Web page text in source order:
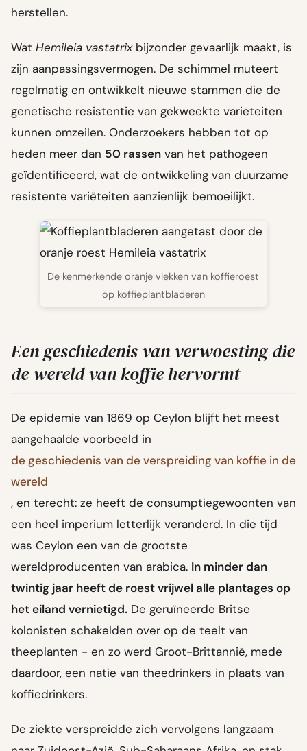
herstellen.
Wat Hemileia vastatrixbijzonder gevaarlijk maakt, is
zijn aanpassingsvermogen. De schimmel muteert
regelmatig en ontwikkelt nieuwe stammen die de
genetische resistentie van gekweekte variëteiten
kunnen omzeilen. Onderzoekers hebben tot op
heden meer dan 50 rassen van het pathogeen
geïdentificeerd, wat de ontwikkeling van duurzame
resistente variëteiten aanzienlijk bemoeilijkt.
De kenmerkende oranje vlekken van koffieroest
op koffieplantbladeren
Een geschiedenis van verwoesting die
de wereld van koffie hervormt
De epidemie van 1869 op Ceylon blijft het meest
aangehaalde voorbeeld in
de geschiedenis van de verspreiding van koffie in de
wereld
, en terecht: ze heeft de consumptiegewoonten van
een heel imperium letterlijk veranderd. In die tijd
was Ceylon een van de grootste
wereldproducenten van arabica. In minder dan
twintig jaar heeft de roest vrijwel alle plantages op
het eiland vernietigd. De geruïneerde Britse
kolonisten schakelden over op de teelt van
theeplanten - en zo werd Groot-Brittannië, mede
daardoor, een natie van theedrinkers in plaats van
koffiedrinkers.
De ziekte verspreidde zich vervolgens langzaam